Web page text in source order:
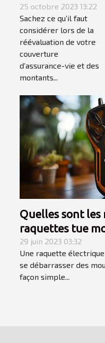
d’assurance-
vie ?
25 octobre 2023 13:22
Sachez ce qu’il faut
considérer lors de la
réévaluation de votre
couverture
d’assurance-vie et des
montants...
Quelles sont les
raquettes tue
29 juin 2023 03:32
Une raquette
se débarrasser des
façon simple...